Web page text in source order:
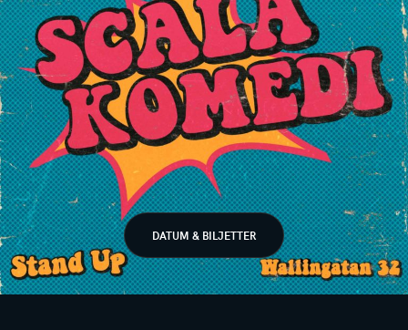
DATUM & BILJETTER